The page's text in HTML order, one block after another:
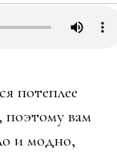
потеплее
поэтому вам
и модно,